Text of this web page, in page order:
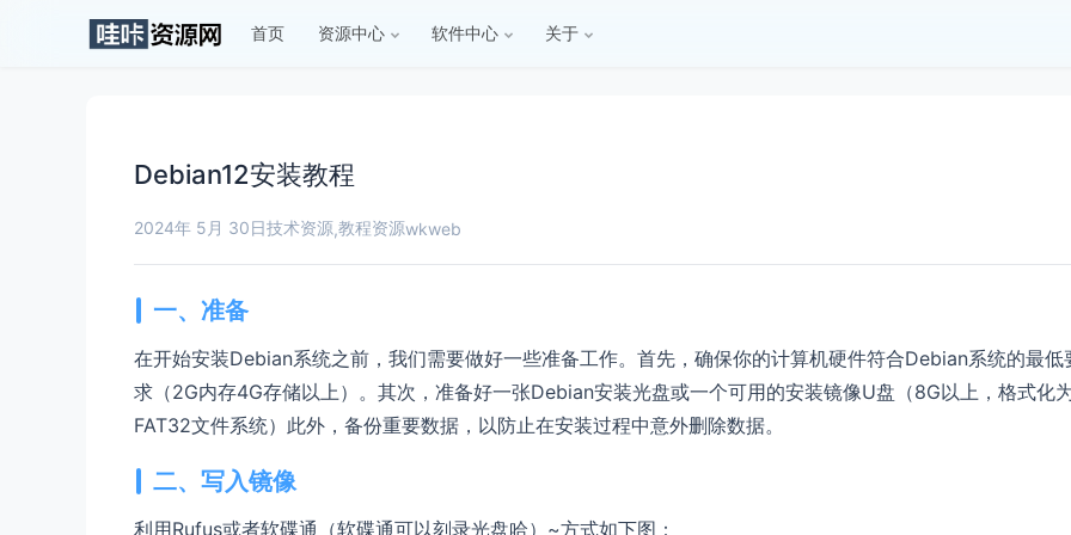
首页 资源中心 软件中心 关于
Debian12安装教程
2024年 5月 30日技术资源,教程资源wkweb
一、准备
在开始安装Debian系统之前，我们需要做好一些准备工作。首先，确保你的计算机硬件符合Debian系统的最低
求（2G内存4G存储以上）。其次，准备好一张Debian安装光盘或一个可用的安装镜像U盘（8G以上，格式化
FAT32文件系统）此外，备份重要数据，以防止在安装过程中意外删除数据。
二、写入镜像
利用Rufus或者软碟通（软碟通可以刻录光盘哈）~方式如下图：